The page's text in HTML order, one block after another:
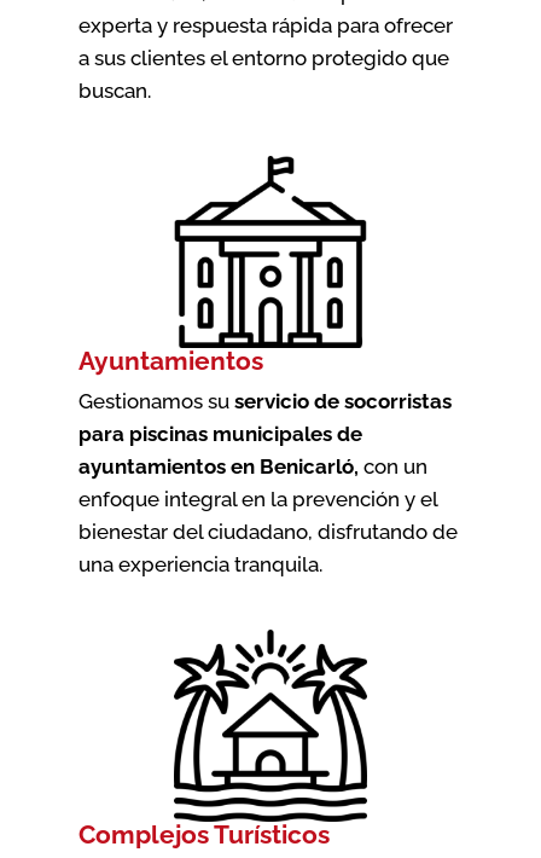
experta y respuesta rápida para ofrecer
a sus clientes el entorno protegido que
buscan.
Ayuntamientos
Gestionamos su servicio de socorristas
para piscinas municipales de
ayuntamientos en Benicarló, con un
enfoque integral en la prevención y el
bienestar del ciudadano, disfrutando de
una experiencia tranquila.
Complejos Turísticos